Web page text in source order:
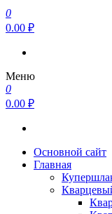
0
0.00 ₽
Меню
0
0.00 ₽
Основной сайт
Главная